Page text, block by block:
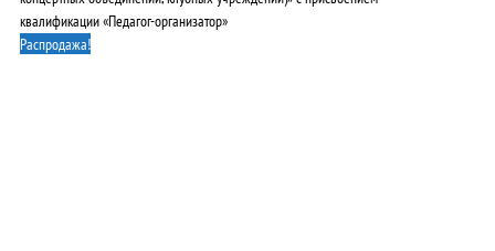
квалификации «Педагог-организатор»
Распродажа!